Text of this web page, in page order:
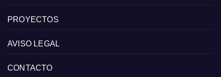
PROYECTOS
AVISO LEGAL
CONTACTO